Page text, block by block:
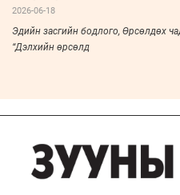
2026-06-18
Эдийн засгийн бодлого, Өрсөлдөх
“Дэлхийн өрсөлд